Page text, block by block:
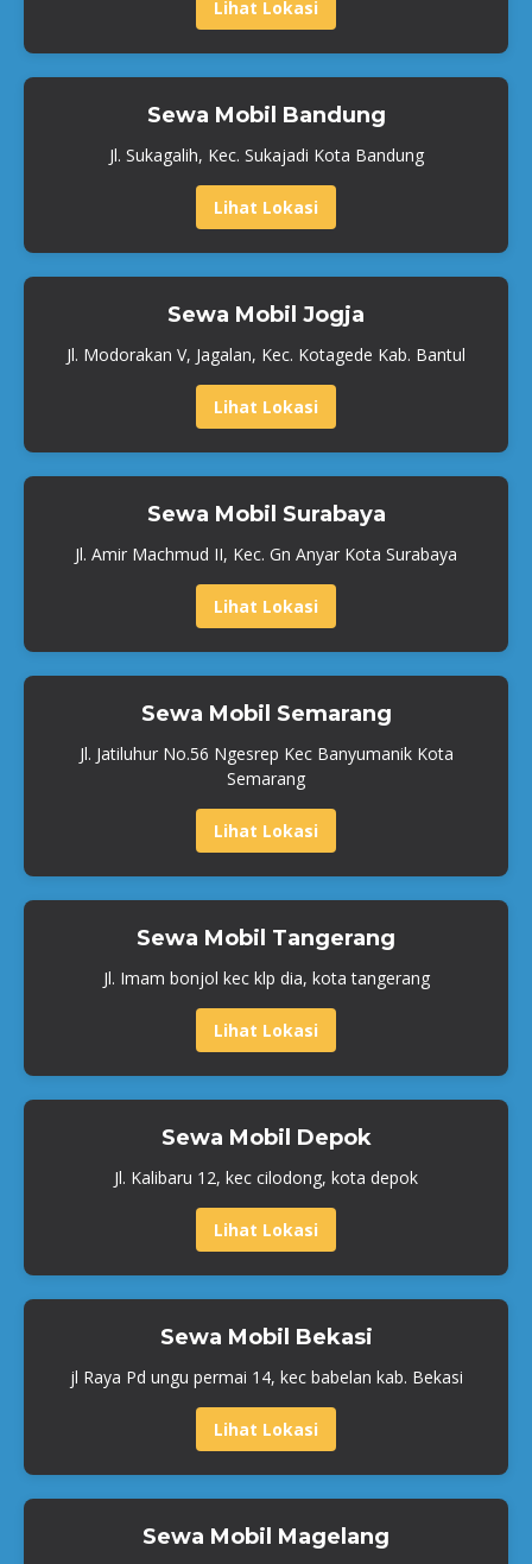
Lihat Lokasi
Sewa Mobil Bandung
Jl. Sukagalih, Kec. Sukajadi Kota Bandung
Lihat Lokasi
Sewa Mobil Jogja
Jl. Modorakan V, Jagalan, Kec. Kotagede Kab. Bantul
Lihat Lokasi
Sewa Mobil Surabaya
Jl. Amir Machmud II, Kec. Gn Anyar Kota Surabaya
Lihat Lokasi
Sewa Mobil Semarang
Jl. Jatiluhur No.56 Ngesrep Kec Banyumanik Kota
Semarang
Lihat Lokasi
Sewa Mobil Tangerang
Jl. Imam bonjol kec klp dia, kota tangerang
Lihat Lokasi
Sewa Mobil Depok
Jl. Kalibaru 12, kec cilodong, kota depok
Lihat Lokasi
Sewa Mobil Bekasi
jl Raya Pd ungu permai 14, kec babelan kab. Bekasi
Lihat Lokasi
Sewa Mobil Magelang